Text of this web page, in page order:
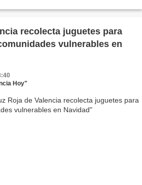
recolecta juguetes para
vulnerables en
Hoy"